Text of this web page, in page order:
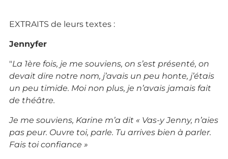
EXTRAITS de leurs textes :
Jennyfer
"La 1ère fois, je me souviens, on s’est présenté, on
devait dire notre nom, j’avais un peu honte, j’étais
un peu timide. Moi non plus, je n’avais jamais fait
de théâtre.
Je me souviens, Karine m’a dit « Vas-y Jenny, n’aies
pas peur. Ouvre toi, parle. Tu arrives bien à parler.
Fais toi confiance »